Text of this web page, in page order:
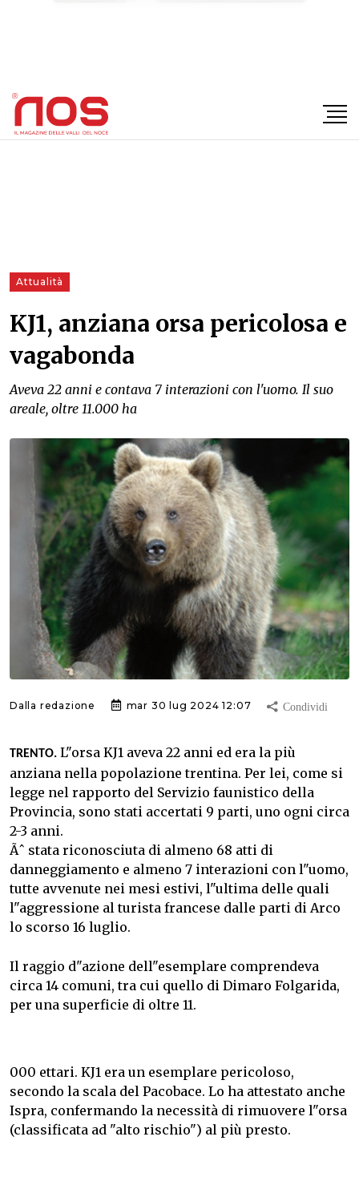
Attualità
KJ1, anziana orsa pericolosa e
vagabonda
Aveva 22 anni e contava 7 interazioni con l'uomo. Il suo
areale, oltre 11.000 ha
Dalla redazione mar 30 lug 2024 12:07
TRENTO. L"orsa KJ1 aveva 22 anni ed era la più
anziana nella popolazione trentina. Per lei, come si
legge nel rapporto del Servizio faunistico della
Provincia, sono stati accertati 9 parti, uno ogni circa
2-3 anni.
Ãˆ stata riconosciuta di almeno 68 atti di
danneggiamento e almeno 7 interazioni con l"uomo,
tutte avvenute nei mesi estivi, l"ultima delle quali
l"aggressione al turista francese dalle parti di Arco
lo scorso 16 luglio.
Il raggio d"azione dell"esemplare comprendeva
circa 14 comuni, tra cui quello di Dimaro Folgarida,
per una superficie di oltre 11.
000 ettari. KJ1 era un esemplare pericoloso,
secondo la scala del Pacobace. Lo ha attestato anche
Ispra, confermando la necessità di rimuovere l"orsa
(classificata ad "alto rischio") al più presto.